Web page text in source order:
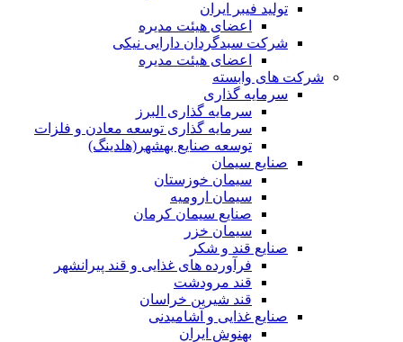
تولید فیبر ایران
اعضای هیئت مدیره
شرکت سبدگردان دارایی نیکی
اعضای هیئت مدیره
شرکت های وابسته
سرمایه گذاری
سرمایه گذاری البرز
سرمایه گذاری توسعه معادن و فلزات
توسعه‌ صنایع‌ بهشهر(هلدینگ)
صنایع سیمان
سیمان خوزستان
سیمان ارومیه
صنایع سیمان کرمان
سیمان خزر
صنایع قند و شکر
فرآورده های غذایی و قند پیرانشهر
قند مرودشت
قند شیرین خراسان
صنایع غذايی و آشاميدنی
بهنوش ایران